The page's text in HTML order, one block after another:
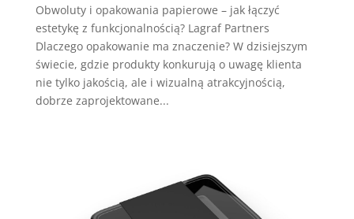
Obwoluty i opakowania papierowe – jak łączyć
estetykę z funkcjonalnością? Lagraf Partners
Dlaczego opakowanie ma znaczenie? W dzisiejszym
świecie, gdzie produkty konkurują o uwagę klienta
nie tylko jakością, ale i wizualną atrakcyjnością,
dobrze zaprojektowane...